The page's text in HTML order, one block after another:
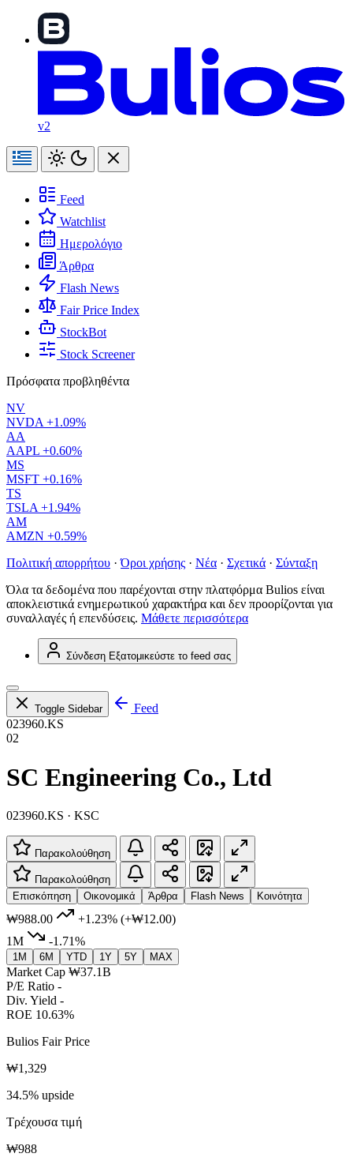
v2
Feed
Watchlist
Ημερολόγιο
Άρθρα
Flash News
Fair Price Index
StockBot
Stock Screener
Πρόσφατα προβληθέντα
NV
NVDA +1.09%
AA
AAPL +0.60%
MS
MSFT +0.16%
TS
TSLA +1.94%
AM
AMZN +0.59%
Πολιτική απορρήτου · Όροι χρήσης · Νέα · Σχετικά · Σύνταξη
Όλα τα δεδομένα που παρέχονται στην πλατφόρμα Bulios είναι
αποκλειστικά ενημερωτικού χαρακτήρα και δεν προορίζονται για
συναλλαγές ή επενδύσεις. Μάθετε περισσότερα
Σύνδεση Εξατομικεύστε το feed σας
Toggle Sidebar
Feed
023960.KS
02
SC Engineering Co., Ltd
023960.KS · KSC
Παρακολούθηση
Παρακολούθηση
Επισκόπηση
Οικονομικά Άρθρα Flash News Κοινότητα
₩988.00 +1.23% (+₩12.00)
1M
-1.71%
1M 6M YTD 1Y 5Y MAX
Market Cap ₩37.1B
P/E Ratio -
Div. Yield -
ROE 10.63%
Bulios Fair Price
₩1,329
34.5% upside
Τρέχουσα τιμή
₩988